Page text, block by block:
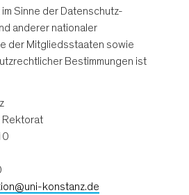
Sinne der Datenschutz-
anderer nationaler
der Mitgliedsstaaten sowie
Bestimmungen ist
Rektorat
konstanz.de